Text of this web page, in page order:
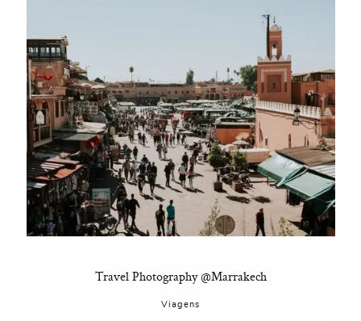
Travel Photography @Marrakech
Viagens